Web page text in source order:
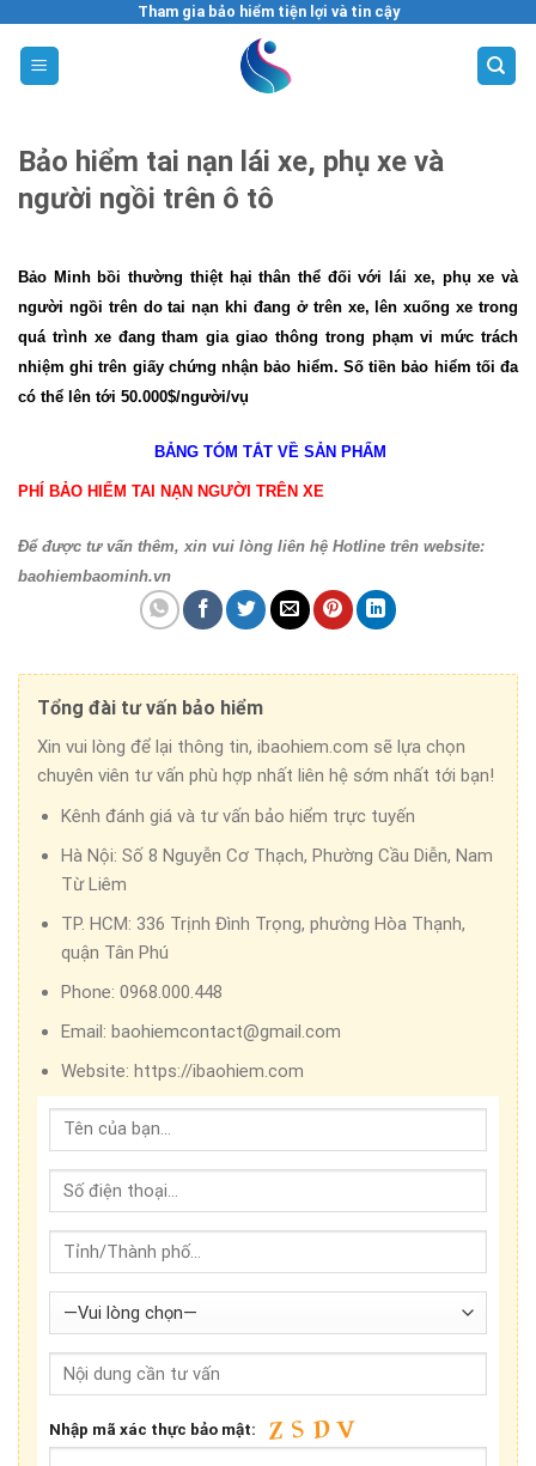
content
Tham gia bảo hiểm tiện lợi và tin cậy
Bảo hiểm tai nạn lái xe, phụ xe và
người ngồi trên ô tô
Bảo Minh bồi thường thiệt hại thân thể đối với lái xe, phụ xe và
người ngồi trên do tai nạn khi đang ở trên xe, lên xuống xe trong
quá trình xe đang tham gia giao thông trong phạm vi mức trách
nhiệm ghi trên giấy chứng nhận bảo hiểm. Số tiền bảo hiểm tối đa
có thể lên tới 50.000$/người/vụ
BẢNG TÓM TẮT VỀ SẢN PHẨM
PHÍ BẢO HIỂM TAI NẠN NGƯỜI TRÊN XE
Để được tư vấn thêm, xin vui lòng liên hệ Hotline trên website:
baohiembaominh.vn
Tổng đài tư vấn bảo hiểm
Xin vui lòng để lại thông tin, ibaohiem.com sẽ lựa chọn
chuyên viên tư vấn phù hợp nhất liên hệ sớm nhất tới bạn!
Kênh đánh giá và tư vấn bảo hiểm trực tuyến
Hà Nội: Số 8 Nguyễn Cơ Thạch, Phường Cầu Diễn, Nam
Từ Liêm
TP. HCM: 336 Trịnh Đình Trọng, phường Hòa Thạnh,
quận Tân Phú
Phone: 0968.000.448
Email: baohiemcontact@gmail.com
Website: https://ibaohiem.com
Nhập mã xác thực bảo mật: